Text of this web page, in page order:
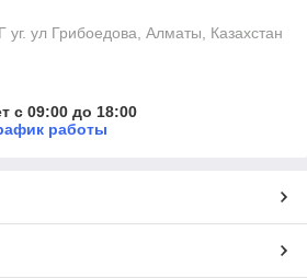
уг. ул Грибоедова, Алматы, Казахстан
с 09:00 до 18:00
работы